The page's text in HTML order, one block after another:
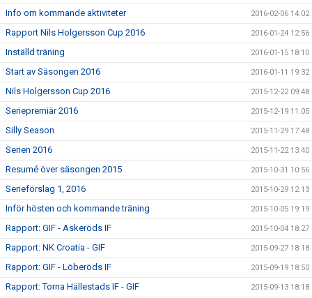
Info om kommande aktiviteter 2016-02-06 14:02
Rapport Nils Holgersson Cup 2016 2016-01-24 12:56
Inställd träning 2016-01-15 18:10
Start av Säsongen 2016 2016-01-11 19:32
Nils Holgersson Cup 2016 2015-12-22 09:48
Seriepremiär 2016 2015-12-19 11:05
Silly Season 2015-11-29 17:48
Serien 2016 2015-11-22 13:40
Resumé över säsongen 2015 2015-10-31 10:56
Serieförslag 1, 2016 2015-10-29 12:13
Inför hösten och kommande träning 2015-10-05 19:19
Rapport: GIF - Askeröds IF 2015-10-04 18:27
Rapport: NK Croatia - GIF 2015-09-27 18:18
Rapport: GIF - Löberöds IF 2015-09-19 18:50
Rapport: Torna Hällestads IF - GIF 2015-09-13 18:18